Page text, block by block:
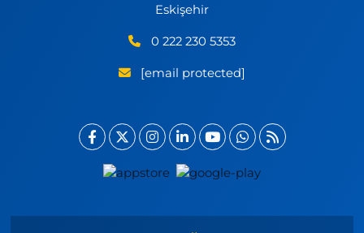
Eskişehir
0 222 230 5353
[email protected]